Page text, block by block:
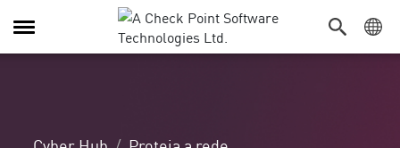
Alternar
navegação